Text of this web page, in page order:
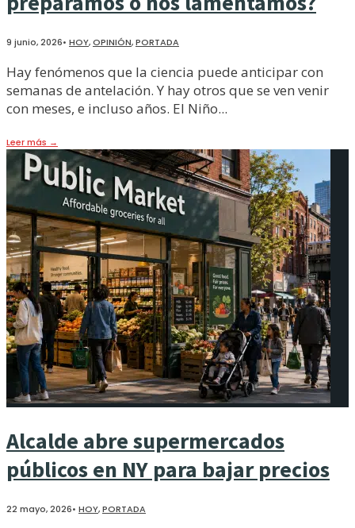
9 junio, 2026• HOY,OPINIÓN,PORTADA
Hay fenómenos que la ciencia puede anticipar con
semanas de antelación. Y hay otros que se ven venir
con meses, e incluso años. El Niño...
Leer más →
Alcalde abre supermercados
públicos en NY para bajar precios
22 mayo, 2026• HOY,PORTADA